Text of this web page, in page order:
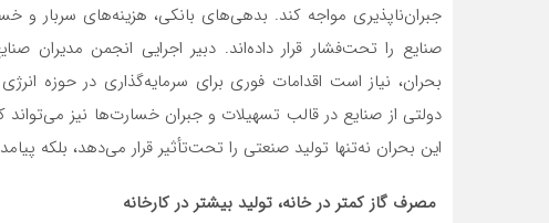
جبران‌ناپذیری مواجه کند. بدهی‌های بانکی، هزینه‌های سربار و
صنایع را تحت‌فشار قرار داده‌اند. دبیر اجرایی انجمن مدیران
بحران، نیاز است اقدامات فوری برای سرمایه‌گذاری در حوزه
دولتی از صنایع در قالب تسهیلات و جبران خسارت‌ها نیز می‌تواند
این بحران نه‌تنها تولید صنعتی را تحت‌تأثیر قرار می‌دهد، بلکه
مصرف گاز کمتر در خانه، تولید بیشتر در کارخانه